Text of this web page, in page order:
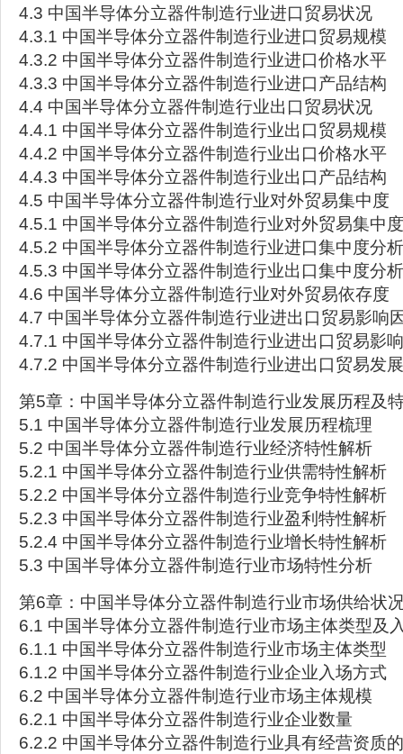
4.3 中国半导体分立器件制造行业进口贸易状况
4.3.1 中国半导体分立器件制造行业进口贸易规模
4.3.2 中国半导体分立器件制造行业进口价格水平
4.3.3 中国半导体分立器件制造行业进口产品结构
4.4 中国半导体分立器件制造行业出口贸易状况
4.4.1 中国半导体分立器件制造行业出口贸易规模
4.4.2 中国半导体分立器件制造行业出口价格水平
4.4.3 中国半导体分立器件制造行业出口产品结构
4.5 中国半导体分立器件制造行业对外贸易集中度
4.5.1 中国半导体分立器件制造行业对外贸易集中
4.5.2 中国半导体分立器件制造行业进口集中度分析
4.5.3 中国半导体分立器件制造行业出口集中度分析
4.6 中国半导体分立器件制造行业对外贸易依存度
4.7 中国半导体分立器件制造行业进出口贸易影响
4.7.1 中国半导体分立器件制造行业进出口贸易影
4.7.2 中国半导体分立器件制造行业进出口贸易发
第5章：中国半导体分立器件制造行业发展历程及
5.1 中国半导体分立器件制造行业发展历程梳理
5.2 中国半导体分立器件制造行业经济特性解析
5.2.1 中国半导体分立器件制造行业供需特性解析
5.2.2 中国半导体分立器件制造行业竞争特性解析
5.2.3 中国半导体分立器件制造行业盈利特性解析
5.2.4 中国半导体分立器件制造行业增长特性解析
5.3 中国半导体分立器件制造行业市场特性分析
第6章：中国半导体分立器件制造行业市场供给状
6.1 中国半导体分立器件制造行业市场主体类型及
6.1.1 中国半导体分立器件制造行业市场主体类型
6.1.2 中国半导体分立器件制造行业企业入场方式
6.2 中国半导体分立器件制造行业市场主体规模
6.2.1 中国半导体分立器件制造行业企业数量
6.2.2 中国半导体分立器件制造行业具有经营资质